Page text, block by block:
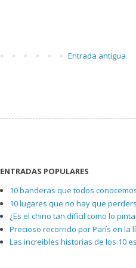
Entrada antigua
ENTRADAS POPULARES
10 banderas que todos
10 lugares que no hay que
¿Es el chino tan difícil como lo
Precioso recorrido por París en la
Las increíbles historias de los 10